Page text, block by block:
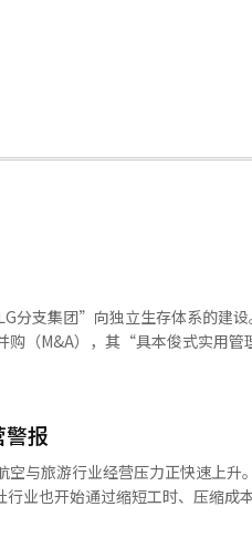
分支集团”向独立生存体系的建设
购（M&A），其“具本俊式实用
的50名开外，上升至去年的第43
。 LX集团最近收购了LG光化
更换为“LX”。业界普遍认为
材料……具本俊式“选择与集中”
警报
与旅游行业经营压力正快速上升
业也开始通过缩短工时、压缩成